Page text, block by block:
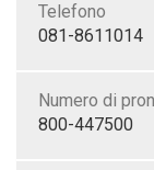
Telefono
081-8611014
Numero di
800-447500